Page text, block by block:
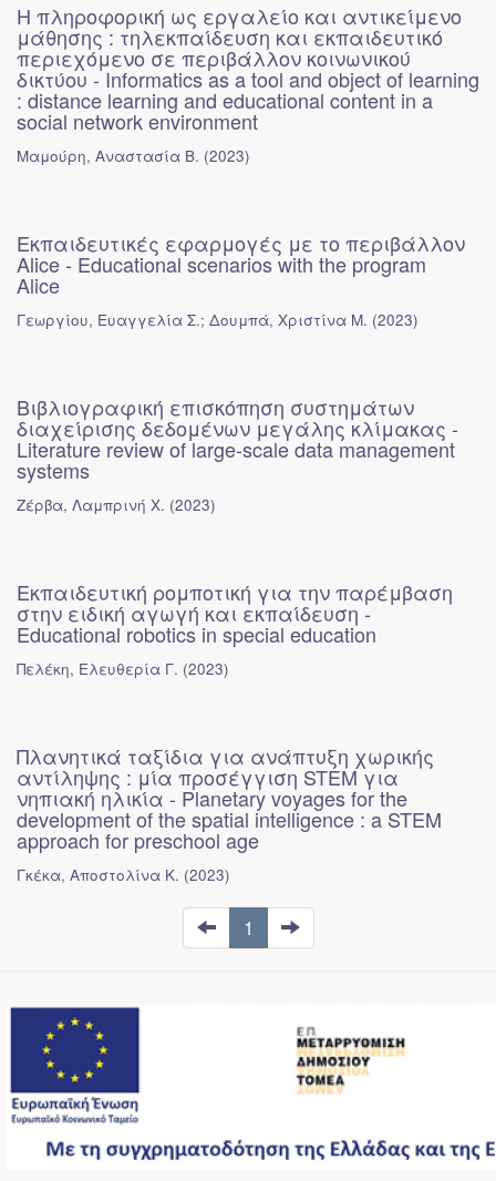
Η πληροφορική ως εργαλείο και αντικείμενο
μάθησης : τηλεκπαίδευση και εκπαιδευτικό
περιεχόμενο σε περιβάλλον κοινωνικού
δικτύου - Informatics as a tool and object of learning
: distance learning and educational content in a
social network environment
Μαμούρη, Αναστασία Β. (2023)
Εκπαιδευτικές εφαρμογές με το περιβάλλον
Alice - Educational scenarios with the program
Alice
Γεωργίου, Ευαγγελία Σ.; Δουμπά, Χριστίνα Μ. (2023)
Βιβλιογραφική επισκόπηση συστημάτων
διαχείρισης δεδομένων μεγάλης κλίμακας -
Literature review of large-scale data management
systems
Ζέρβα, Λαμπρινή Χ. (2023)
Εκπαιδευτική ρομποτική για την παρέμβαση
στην ειδική αγωγή και εκπαίδευση -
Educational robotics in special education
Πελέκη, Ελευθερία Γ. (2023)
Πλανητικά ταξίδια για ανάπτυξη χωρικής
αντίληψης : μία προσέγγιση STEM για
νηπιακή ηλικία - Planetary voyages for the
development of the spatial intelligence : a STEM
approach for preschool age
Γκέκα, Αποστολίνα Κ. (2023)
1